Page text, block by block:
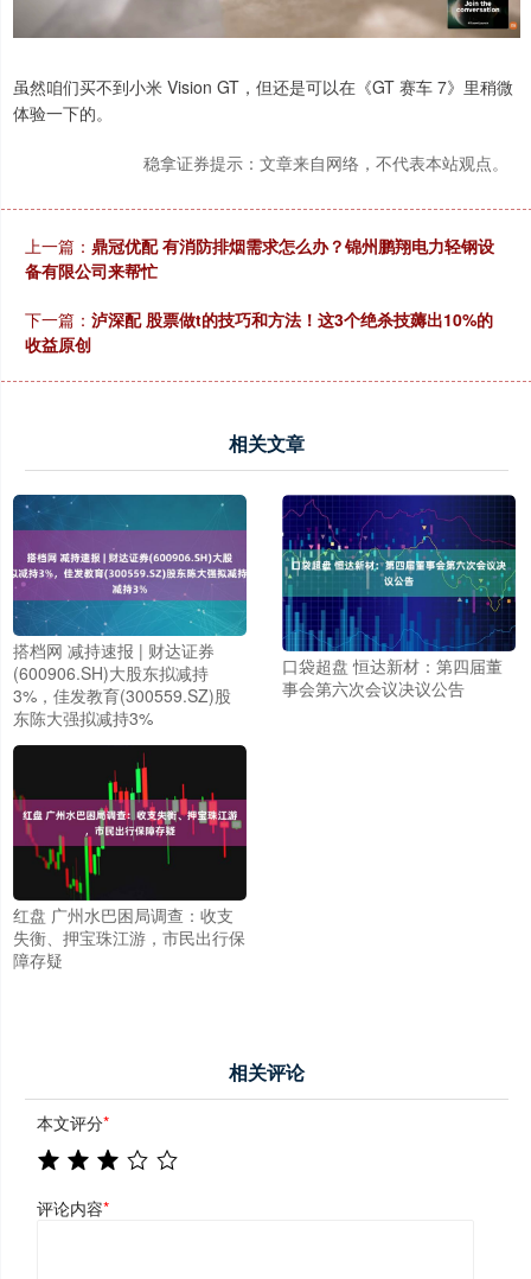
虽然咱们买不到小米 Vision GT，但还是可以在《GT 赛车 7》里稍微
体验一下的。
稳拿证券提示：文章来自网络，不代表本站观点。
上一篇： 鼎冠优配 有消防排烟需求怎么办？锦州鹏翔电力轻钢设
备有限公司来帮忙
下一篇： 泸深配 股票做t的技巧和方法！这3个绝杀技薅出10%的
收益原创
相关文章
搭档网 减持速报 | 财达证券
(600906.SH)大股东拟减持
3%，佳发教育(300559.SZ)股
东陈大强拟减持3%
口袋超盘 恒达新材：第四届董
事会第六次会议决议公告
红盘 广州水巴困局调查：收支
失衡、押宝珠江游，市民出行保
障存疑
相关评论
本文评分*
评论内容*